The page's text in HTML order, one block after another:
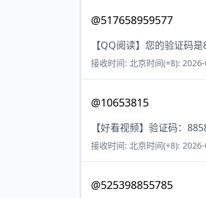
@517658959577
【QQ阅读】您的验证码
接收时间: 北京时间(+8):
@10653815
【好看视频】验证码：
接收时间: 北京时间(+8):
@525398855785